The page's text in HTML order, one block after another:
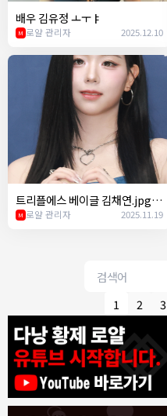
배우 김유정 ㅗㅜㅑ
M 로얄 관리자 2025.12.10
트리플에스 베이글 김채연.jpg
ㄷㄷ
M 로얄 관리자 2025.11.19
1 2 3